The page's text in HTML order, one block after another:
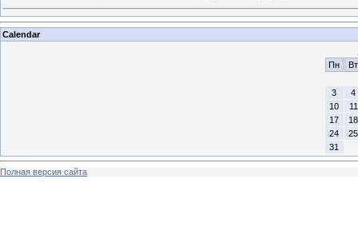
Calendar
Пн
Вт
3
4
10
11
17
18
24
25
31
Полная версия сайта